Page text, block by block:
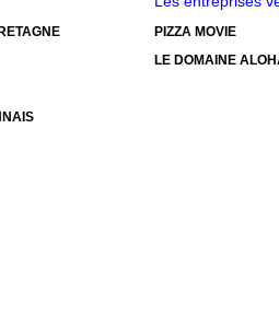
PIZZA MOVIE
LE DOMAINE